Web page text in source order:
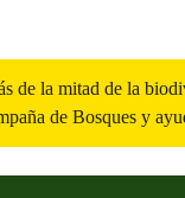
de la mitad de la
de Bosques y